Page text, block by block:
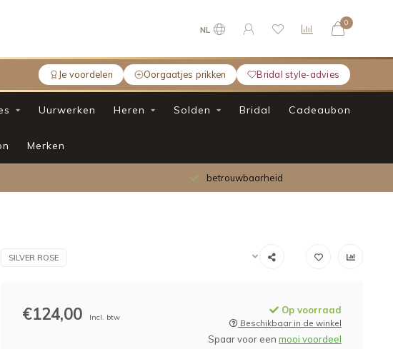
Je voordelen Oorgaatjes prikken Bridal style-advies
NL
0
Uurwerken Heren Solden Bridal Cadeaubon
Merken
betrouwbaarheid
SILVER ROSE
€124,00 Incl. btw
Op voorraad
Beschikbaar in de winkel
Spaar voor een mooi voordeel